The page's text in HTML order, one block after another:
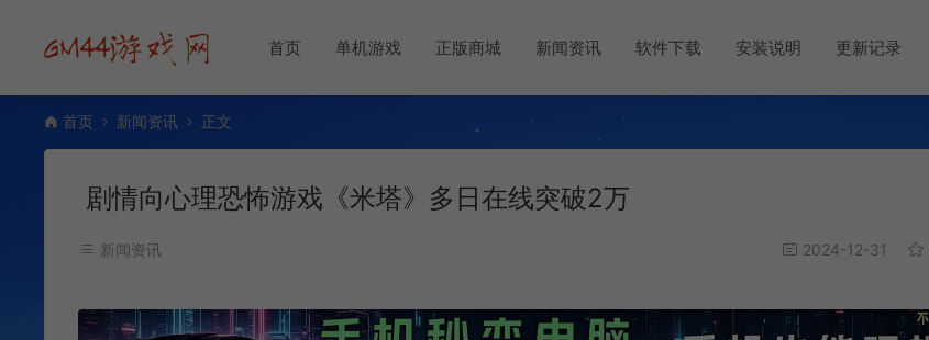
首页 单机游戏 正版商城 新闻资讯 软件下载 安装说明 更新记录
首页 新闻资讯 正文
剧情向心理恐怖游戏《米塔》多日在线突破2万
新闻资讯 2024-12-31